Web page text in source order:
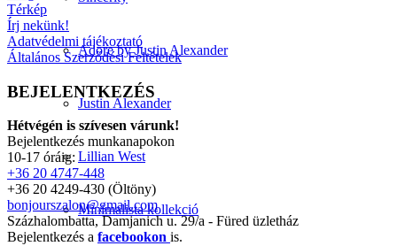
Adore by Justin Alexander
Justin Alexander
Lillian West
Minimalista kollekció
Térkép
Írj nekünk!
Adatvédelmi tájékoztató
Általános Szerződési Feltételek
BEJELENTKEZÉS
Hétvégén is szívesen várunk!
Bejelentkezés munkanapokon
10-17 óráig:
+36 20 4747-448
+36 20 4249-430 (Öltöny)
bonjourszalon@gmail.com
Százhalombatta, Damjanich u. 29/a - Füred üzletház
Bejelentkezés a facebookon is.